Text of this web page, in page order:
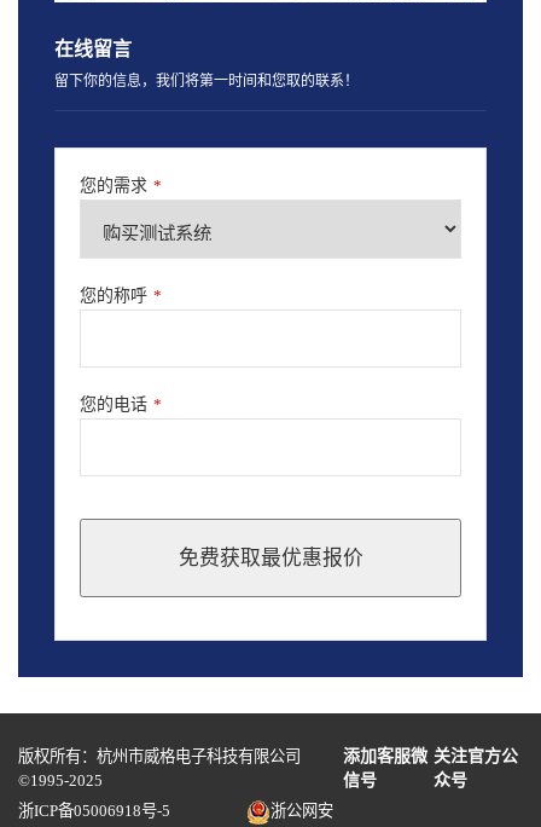
在线留言
留下你的信息，我们将第一时间和您取的联系！
您的需求 *
您的称呼 *
您的电话 *
免费获取最优惠报价
should
blank
版权所有：杭州市威格电子科技有限公司
©1995-2025
添加客服微
信号
关注官方公
众号
浙ICP备05006918号-5
浙公网安